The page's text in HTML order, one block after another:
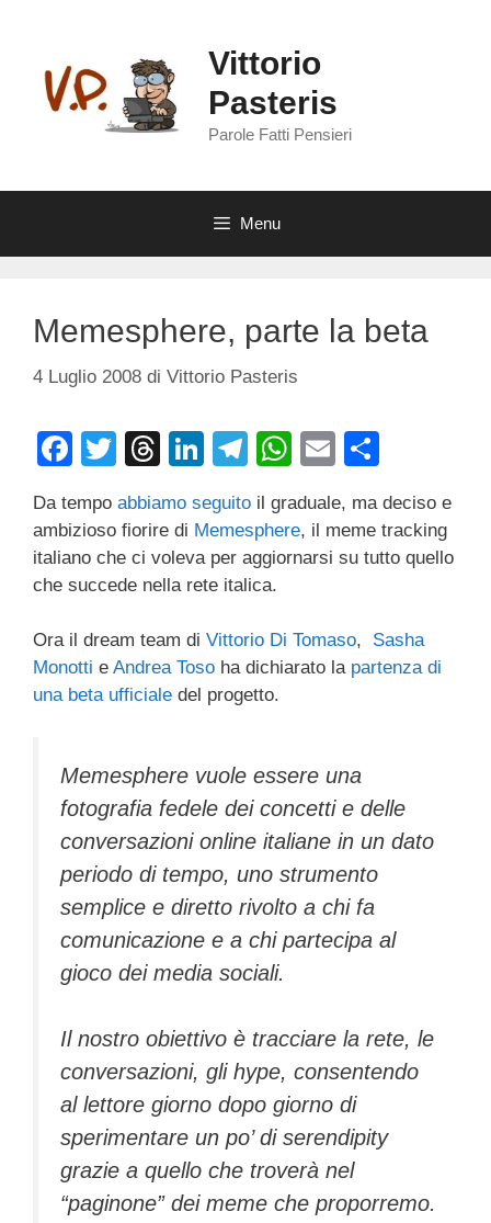
contenuto
Vittorio
Pasteris
Parole Fatti Pensieri
Menu
Memesphere, parte la beta
4 Luglio 2008 di Vittorio Pasteris
F
c
e
b
o
o
k
T
tt
er
T
e
a
d
Li
k
e
dI
n
T
e
gr
a
m
W
at
s
p
p
E
ail n
di
di
Da tempo abbiamo seguito il graduale, ma deciso e
ambizioso fiorire di Memesphere, il meme tracking
italiano che ci voleva per aggiornarsi su tutto quello
che succede nella rete italica.
Ora il dream team di Vittorio Di Tomaso, Sasha
Monotti e Andrea Toso ha dichiarato la partenza di
una beta ufficiale del progetto.
Memesphere vuole essere una
fotografia fedele dei concetti e delle
conversazioni online italiane in un dato
periodo di tempo, uno strumento
semplice e diretto rivolto a chi fa
comunicazione e a chi partecipa al
gioco dei media sociali.
Il nostro obiettivo è tracciare la rete, le
conversazioni, gli hype, consentendo
al lettore giorno dopo giorno di
sperimentare un po’ di serendipity
grazie a quello che troverà nel
“paginone” dei meme che proporremo.